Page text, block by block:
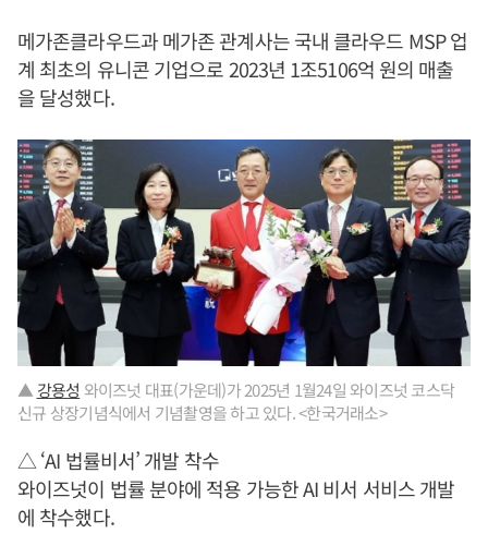
메가존클라우드과 메가존 관계사는 국내 클라우드 MSP 업
계 최초의 유니콘 기업으로 2023년 1조5106억 원의 매출
을 달성했다.
▲ 강용성 와이즈넛 대표(가운데)가 2025년 1월24일 와이즈넛 코스닥
신규 상장기념식에서 기념촬영을 하고 있다. <한국거래소>
△ ‘AI 법률비서’ 개발 착수
와이즈넛이 법률 분야에 적용 가능한 AI 비서 서비스 개발
에 착수했다.